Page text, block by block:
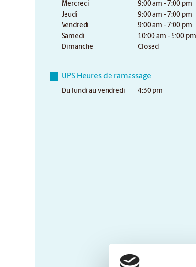
Mercredi
9:00 am - 7:00 pm
Jeudi
9:00 am - 7:00 pm
Vendredi
9:00 am - 7:00 pm
Samedi
10:00 am - 5:00 pm
Dimanche
Closed
UPS Heures de ramassage
Du lundi au vendredi 4:30 pm